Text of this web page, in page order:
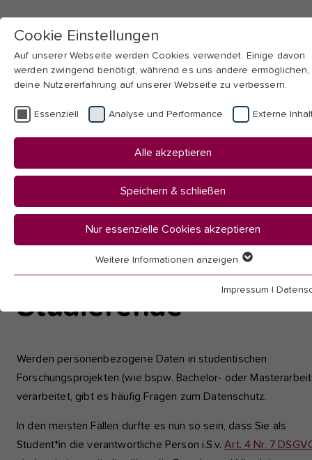
Skip to main navigation Skip to page footer
You
here:
Startseite
Studierende
Datenschutz:
Informationen für
Studierende
Werden personenbezogene Daten in studentischen
Forschungsprojekten (wie bspw. Bachelor- oder
verarbeitet, gibt es häufig Fragen zum Datenschutz.
In den meisten Fällen dürfte es nun so sein, dass Sie als
Student*in die verantwortliche Person i.S.v.Art. 4 Nr. 7
Cookie Einstellungen
Auf unserer Webseite werden Cookies verwendet. Einige davon
werden zwingend benötigt, während es uns andere ermöglichen,
deine Nutzererfahrung auf unserer Webseite zu verbessern.
Essenziell Analyse und Performance Externe
Alle akzeptieren
Speichern & schließen
Nur essenzielle Cookies akzeptieren
Essenzielle Cookies werden für grundlegende Funktionen der
einwandfrei funktioniert.
Analyse und Performance
Diese Gruppe beinhaltet alle Skripte für analytisches Tracking
zugehörige Cookies. Es hilft uns die Nutzererfahrung der
Weitere Informationen anzeigen
Impressum